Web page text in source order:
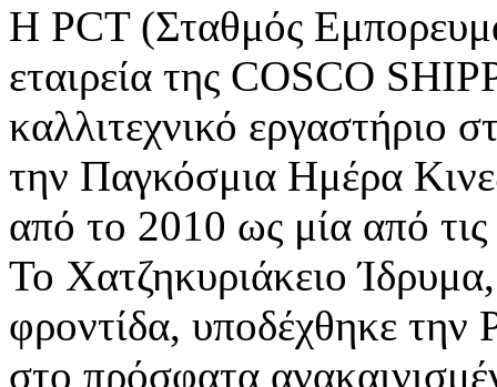
Η PCT (Σταθμός
εταιρεία της COSCO
καλλιτεχνικό εργαστήριο
την Παγκόσμια Ημέρα
από το 2010 ως μία από
Το Χατζηκυριάκειο
φροντίδα, υποδέχθηκε την
στο πρόσφατα